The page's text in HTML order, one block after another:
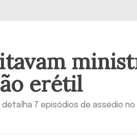
erétil
7 episódios de assédio